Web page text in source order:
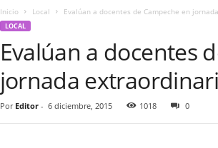
Inicio Local Evalúan a docentes de Campeche en
LOCAL
Evalúan a docentes
jornada
Por Editor- 6 diciembre, 2015 1018 0